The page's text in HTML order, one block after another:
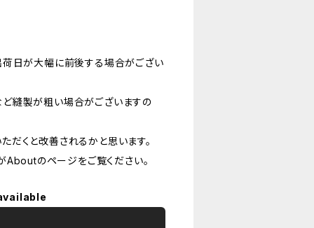
荷日が大幅に前後する場合がござい
縫製が粗い場合がございますの
くと改善されるかと思います。
のページをご覧ください。